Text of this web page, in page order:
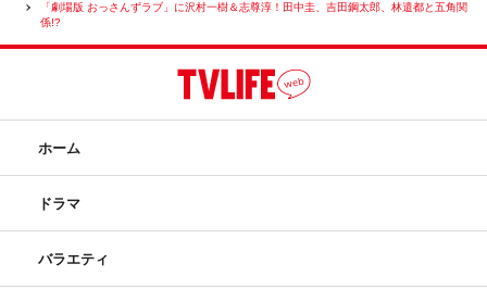
「劇場版 おっさんずラブ」に沢村一樹＆志尊淳！田中圭、吉田鋼太郎、林遣都と五角関
係!?
ホーム
ドラマ
バラエティ